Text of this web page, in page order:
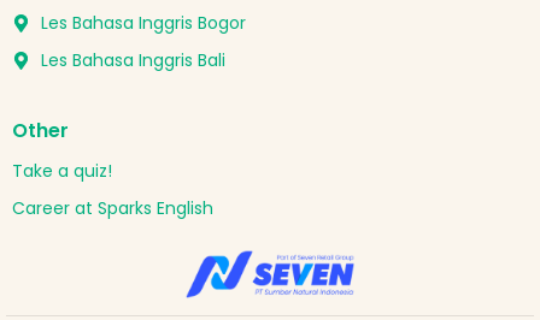
Les Bahasa Inggris Bogor
Les Bahasa Inggris Bali
Other
Take a quiz!
Career at Sparks English